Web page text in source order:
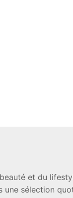
et du
une sélection